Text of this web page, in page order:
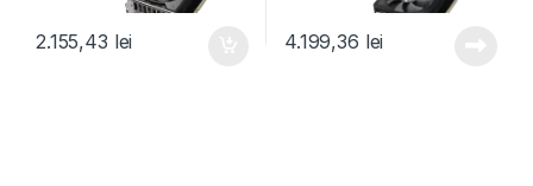
2.155,43 lei 4.199,36 lei